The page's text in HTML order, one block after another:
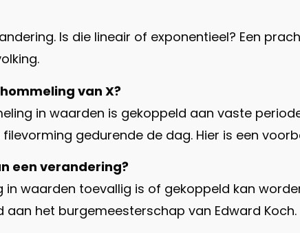
Is die lineair of exponentieel? Een
van X?
in waarden is gekoppeld aan vaste
gedurende de dag. Hier is een
een verandering?
waarden toevallig is of gekoppeld kan
aan het burgemeesterschap van Edward Koch.